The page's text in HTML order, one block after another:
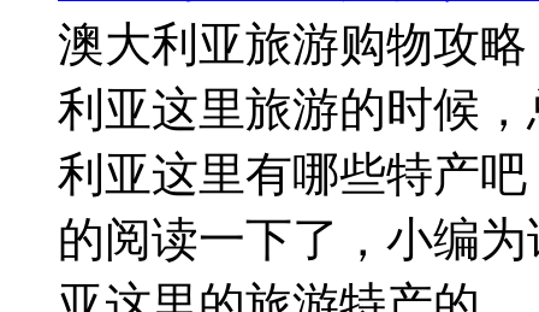
澳大利亚旅游购物攻
利亚这里旅游的时候
利亚这里有哪些特产
的阅读一下了，小编